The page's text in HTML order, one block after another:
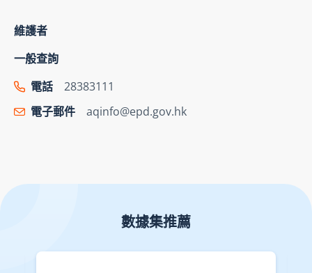
維護者
一般查詢
電話
28383111
電子郵件
aqinfo@epd.gov.hk
數據集推薦